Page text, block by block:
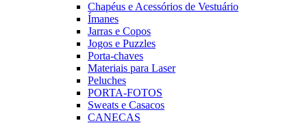
Chapéus e Acessórios de Vestuário
Ímanes
Jarras e Copos
Jogos e Puzzles
Porta-chaves
Materiais para Laser
Peluches
PORTA-FOTOS
Sweats e Casacos
CANECAS